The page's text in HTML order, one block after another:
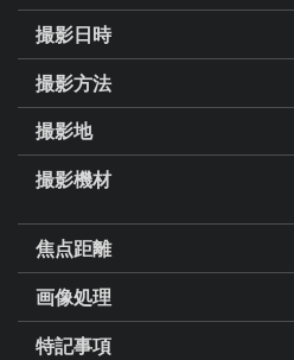
撮影日時
撮影方法
撮影地
撮影機材
焦点距離
画像処理
特記事項